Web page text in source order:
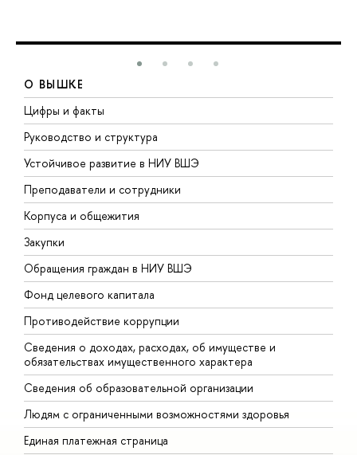
О ВЫШКЕ
Цифры и факты
Руководство и структура
Устойчивое развитие в НИУ ВШЭ
Преподаватели и сотрудники
Корпуса и общежития
Закупки
Обращения граждан в НИУ ВШЭ
Фонд целевого капитала
Противодействие коррупции
Сведения о доходах, расходах, об имуществе и
обязательствах имущественного характера
Сведения об образовательной организации
Людям с ограниченными возможностями здоровья
Единая платежная страница